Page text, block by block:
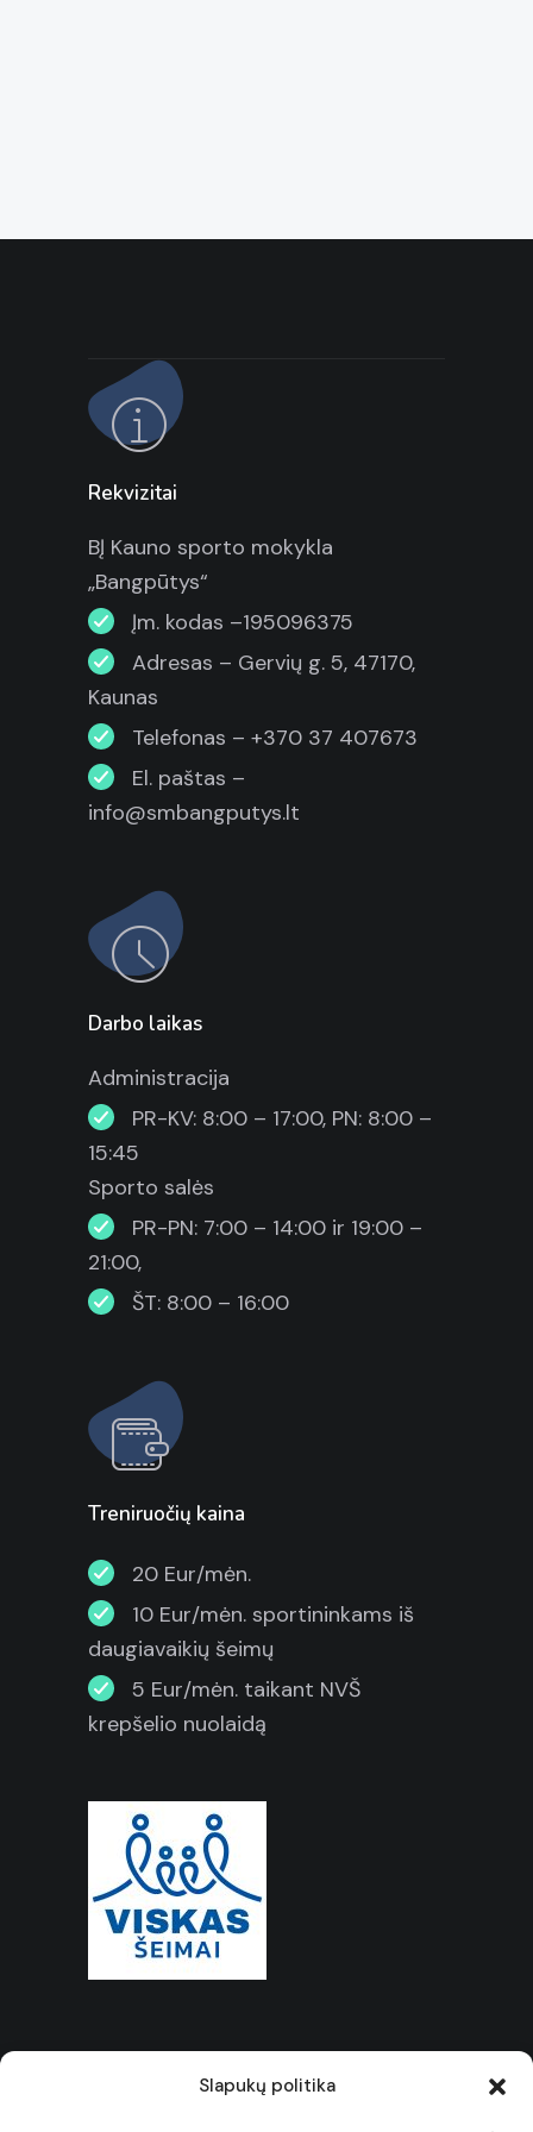
Slapukų politika
Rekvizitai
BĮ Kauno sporto mokykla
„Bangpūtys“
Įm. kodas –195096375
Adresas – Gervių g. 5, 47170,
Kaunas
Telefonas – +370 37 407673
El. paštas –
info@smbangputys.lt
Darbo laikas
Administracija
PR-KV: 8:00 – 17:00, PN: 8:00 –
15:45
Sporto salės
PR-PN: 7:00 – 14:00 ir 19:00 –
21:00,
ŠT: 8:00 – 16:00
Treniruočių kaina
20 Eur/mėn.
10 Eur/mėn. sportininkams iš
daugiavaikių šeimų
5 Eur/mėn. taikant NVŠ
krepšelio nuolaidą